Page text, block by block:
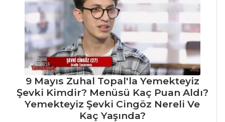
9 Mayıs Zuhal Topal'la Yemekteyiz
Şevki Kimdir? Menüsü Kaç Puan Aldı?
Yemekteyiz Şevki Cingöz Nereli Ve
Kaç Yaşında?